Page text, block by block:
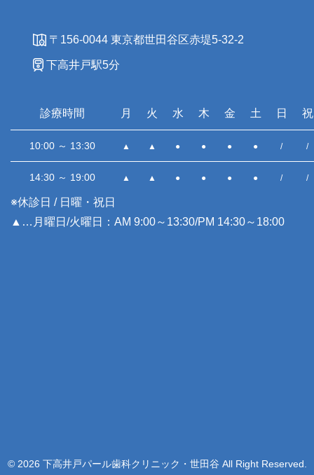
〒156-0044 東京都世田谷区赤堤5-32-2
下高井戸駅5分
診療時間 月 火 水 木 金 土 日 祝
10:00 ～ 13:30 ▲ ▲ ● ● ● ● / /
14:30 ～ 19:00 ▲ ▲ ● ● ● ● / /
※休診日 / 日曜・祝日
▲…月曜日/火曜日：AM 9:00～13:30/PM 14:30～18:00
© 2026 下高井戸パール歯科クリニック・世田谷 All Right Reserved.